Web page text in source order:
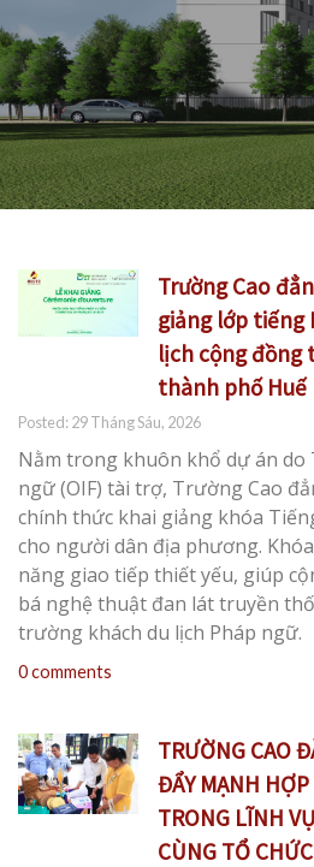
Trường Cao
giảng lớp tiếng
lịch cộng đồng
thành phố Huế
Posted: 29 Tháng Sáu, 2026
Nằm trong khuôn khổ dự án do
ngữ (OIF) tài trợ, Trường Cao
chính thức khai giảng khóa
cho người dân địa phương.
năng giao tiếp thiết yếu, giúp
bá nghệ thuật đan lát truyền
trường khách du lịch Pháp ngữ.
0 comments
TRƯỜNG CAO
ĐẨY MẠNH
TRONG LĨNH
CÙNG TỔ